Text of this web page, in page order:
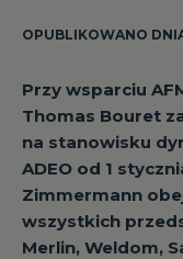
OPUBLIKOWANO
Przy wsparciu
Thomas Bouret
na stanowisku
ADEO od 1
Zimmermann
wszystkich
Merlin, Weldom,